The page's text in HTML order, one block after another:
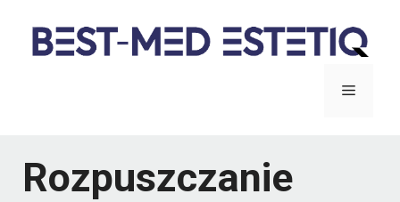
Menu
Rozpuszczanie